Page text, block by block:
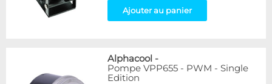
Ajouter au panier
Alphacool -
Pompe VPP655 - PWM - Single
Edition